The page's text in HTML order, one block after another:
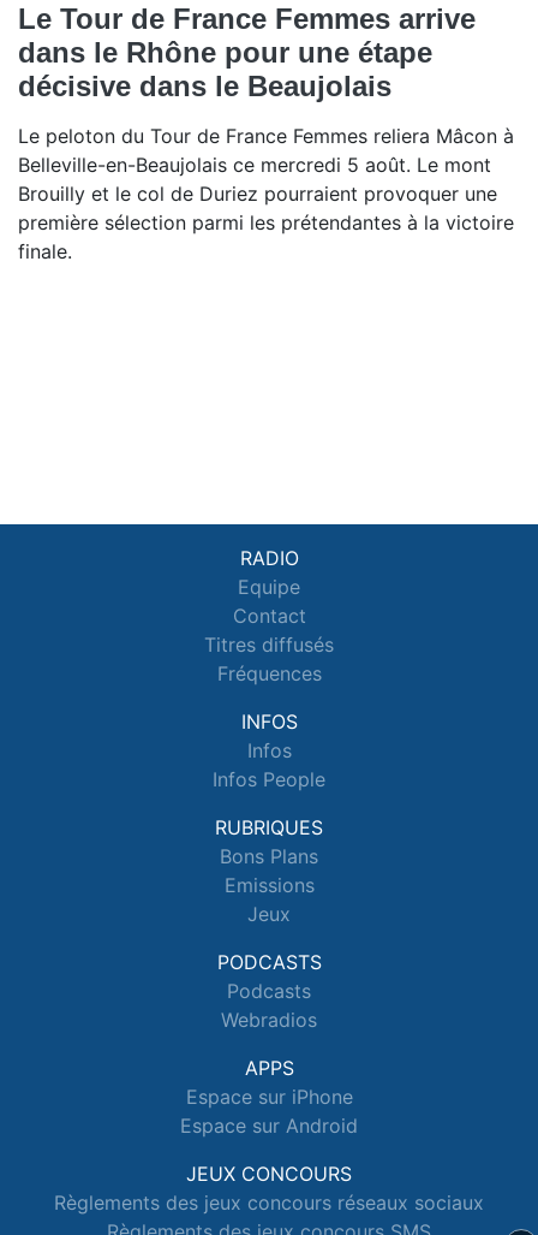
Le Tour de France Femmes arrive
dans le Rhône pour une étape
décisive dans le Beaujolais
Le peloton du Tour de France Femmes reliera Mâcon à
Belleville-en-Beaujolais ce mercredi 5 août. Le mont
Brouilly et le col de Duriez pourraient provoquer une
première sélection parmi les prétendantes à la victoire
finale.
RADIO
Equipe
Contact
Titres diffusés
Fréquences
INFOS
Infos
Infos People
RUBRIQUES
Bons Plans
Emissions
Jeux
PODCASTS
Podcasts
Webradios
APPS
Espace sur iPhone
Espace sur Android
JEUX CONCOURS
Règlements des jeux concours réseaux sociaux